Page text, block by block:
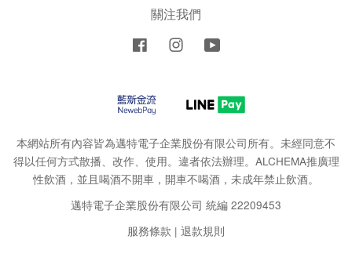
關注我們
Facebook Instagram
本網站所有內容皆為邁特電子企業股份有限公司所有。未經同意不
得以任何方式散播、改作、使用。違者依法辦理。ALCHEMA推廣理
性飲酒，並且喝酒不開車，開車不喝酒，未成年禁止飲酒。
邁特電子企業股份有限公司 統編 22209453
服務條款 | 退款規則